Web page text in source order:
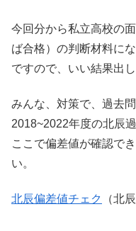
今回分から私立高校の
ば合格）の判断材料にな
ですので、いい結果出
みんな、対策で、過去
2018~2022年度の北辰
ここで偏差値が確認で
い。
北辰偏差値チェク （北